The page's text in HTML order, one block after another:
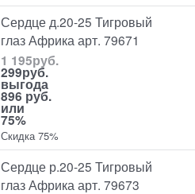
Сердце д.20-25 Тигровый
глаз Африка арт. 79671
1 195руб.
299руб.
выгода
896 руб.
или
75%
Скидка 75%
Сердце р.20-25 Тигровый
глаз Африка арт. 79673